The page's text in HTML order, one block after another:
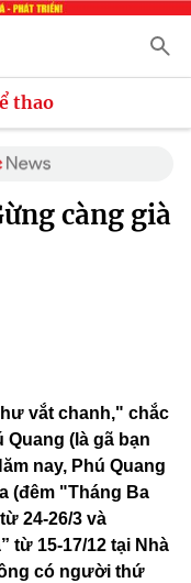
thao
càng già
vắt chanh," chắc
Quang (là gã bạn
nay, Phú Quang
(đêm "Tháng Ba
24-26/3 và
từ 15-17/12 tại Nhà
có người thứ